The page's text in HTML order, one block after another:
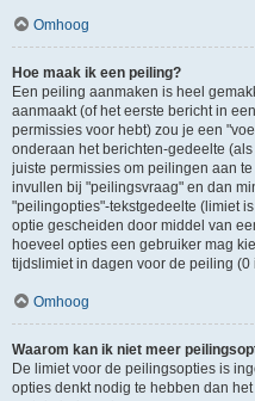
Omhoog
Hoe maak ik een peiling?
Een peiling aanmaken is heel
aanmaakt (of het eerste bericht in
permissies voor hebt) zou je een
onderaan het berichten-gedeelte
juiste permissies om peilingen aan
invullen bij "peilingsvraag" en dan
"peilingopties"-tekstgedeelte (limiet
optie gescheiden door middel van
hoeveel opties een gebruiker mag
tijdslimiet in dagen voor de peiling
Omhoog
Waarom kan ik niet meer
De limiet voor de peilingsopties is
opties denkt nodig te hebben dan